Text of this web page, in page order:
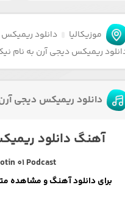
موزیکالیا
دانلود ریمیکس
ریمیکس دیجی آرن به نام نیکوتین ۱
دانلود ریمیکس دیجی آرن به
آهنگ دانلود ریمیکس
01 Podcast
برای دانلود آهنگ و مشاهده